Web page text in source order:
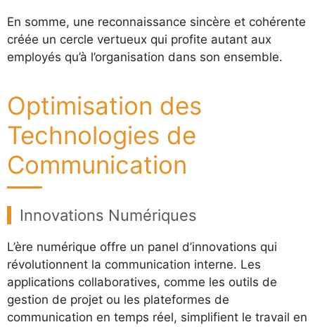
En somme, une reconnaissance sincère et cohérente
créée un cercle vertueux qui profite autant aux
employés qu’à l’organisation dans son ensemble.
Optimisation des
Technologies de
Communication
Innovations Numériques
L’ère numérique offre un panel d’innovations qui
révolutionnent la communication interne. Les
applications collaboratives, comme les outils de
gestion de projet ou les plateformes de
communication en temps réel, simplifient le travail en